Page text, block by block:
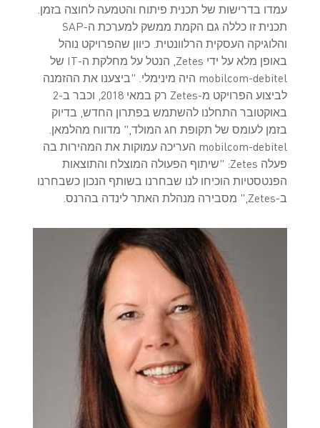
עמדו בדרישות של תכנית פיתוח והטמעה לחוצה בזמן.
תכנית זו כללה גם הקמת ממשק למערכת ה-SAP
והלוגיקה העסקית הרלוונטית. כיוון שהפרויקט נוהל
באופן מלא על ידי Zetes, הנטל על מחלקת ה-IT של
mobilcom-debitel היה מינימלי. "ביצענו את ההזמנה
לביצוע הפרויקט מ-Zetes רק במאי 2018, וכבר ב-2
באוקטובר התחלנו להשתמש בפתרון החדש, בדיוק
בזמן לעומס של תקופת חג המולד," מדווח מהלמאן.
mobilcom-debitel העריכה עמוקות את המהירות בה
פעלה Zetes: "שיתוף הפעולה המוצלח והתוצאות
הפנטסטיות הוכיחו לנו שבחרנו בשותף הנכון כשבחרנו
ב-Zetes," מסבירה מנהלת האתר לינדה בהרנס.